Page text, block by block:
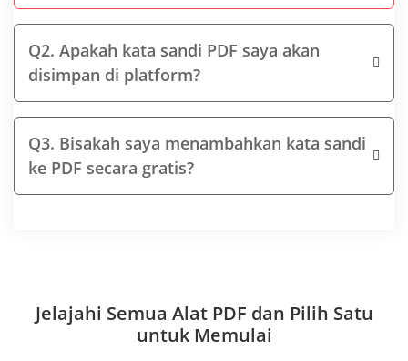
Q2. Apakah kata sandi PDF saya akan
disimpan di platform?
Q3. Bisakah saya menambahkan kata sandi
ke PDF secara gratis?
Jelajahi Semua Alat PDF dan Pilih Satu
untuk Memulai